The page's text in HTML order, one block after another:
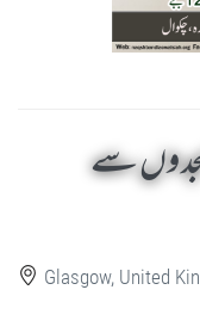
سے
Glasgow, United